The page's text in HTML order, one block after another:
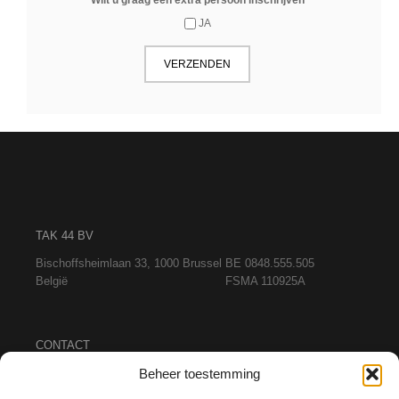
Beheer toestemming
JA
TAK 44 BV
Bischoffsheimlaan 33, 1000 Brussel
België
BE 0848.555.505
FSMA 110925A
CONTACT
Tel. +32 497 787 678